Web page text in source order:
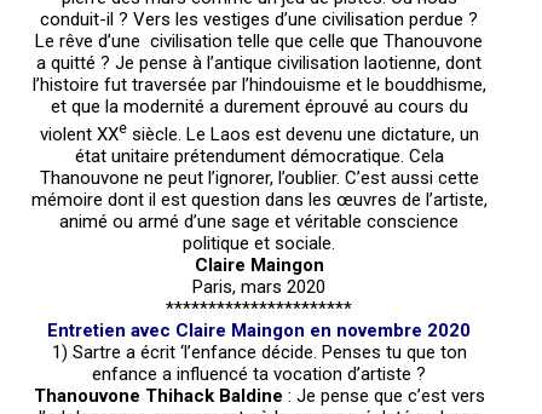
conduit-il ? Vers les vestiges d’une civilisation perdue ?
Le rêve d’une civilisation telle que celle que Thanouvone
a quitté ? Je pense à l’antique civilisation laotienne, dont
l’histoire fut traversée par l’hindouisme et le bouddhisme,
et que la modernité a durement éprouvé au cours du
violent XXesiècle. Le Laos est devenu une dictature, un
état unitaire prétendument démocratique. Cela
Thanouvone ne peut l’ignorer, l’oublier. C’est aussi cette
mémoire dont il est question dans les œuvres de l’artiste,
animé ou armé d’une sage et véritable conscience
politique et sociale.
Claire Maingon
Paris, mars 2020
**********************
Entretien avec Claire Maingon en novembre 2020
1) Sartre a écrit ‘l’enfance décide. Penses tu que ton
enfance a influencé ta vocation d’artiste ?
Thanouvone Thihack Baldine : Je pense que c’est vers